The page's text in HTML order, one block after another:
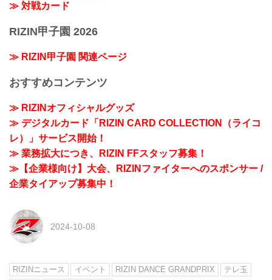
≫ 対戦カード
RIZIN甲子園 2026
≫ RIZIN甲子園 関連ページ
おすすめコンテンツ
≫ RIZINオフィシャルグッズ
≫ デジタルカード「RIZIN CARD COLLECTION（ライコ
レ）」サービス開始！
≫ 業務拡大につき、RIZIN FFスタッフ募集！
≫【企業様向け】大会、RIZINファイターへのスポンサー /
企業タイアップ募集中！
2024-10-08
RIZINニュース イベント RIZIN DANCE GRANDPRIX
テレ玉